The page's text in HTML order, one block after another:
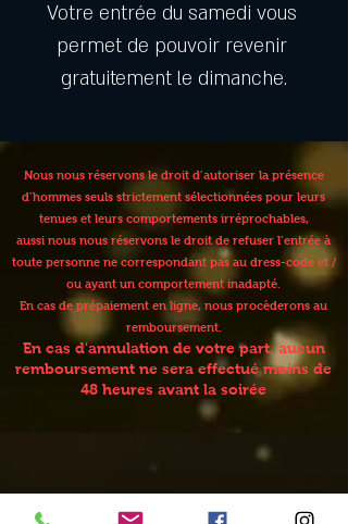
Votre entrée du samedi vous
permet de pouvoir revenir
gratuitement le dimanche.
Nous nous réservons le droit d’autoriser la présence
d’hommes seuls strictement sélectionnées pour leurs
tenues et leurs comportements irréprochables,
aussi nous nous réservons le droit de refuser l’entrée à
toute personne ne correspondant pas au dress-code et /
ou ayant un comportement inadapté.
En cas de prépaiement en ligne, nous procèderons au
remboursement.
En cas d'annulation de votre part, aucun
remboursement ne sera effectué moins de
48 heures avant la soirée